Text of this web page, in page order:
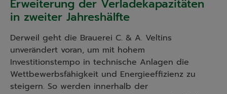
Erweiterung der Verladekapazitäten
in zweiter Jahreshälfte
Derweil geht die Brauerei C. & A. Veltins
unverändert voran, um mit hohem
Investitionstempo in technische Anlagen die
Wettbewerbsfähigkeit und Energieeffizienz zu
steigern. So werden innerhalb der